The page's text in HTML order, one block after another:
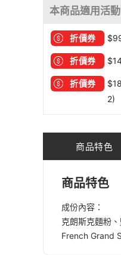
本商品適用活動
折價券
折價券
折價券
2)
商品特色
商品特色
成份內容：
克朗斯克麵粉
French Grand